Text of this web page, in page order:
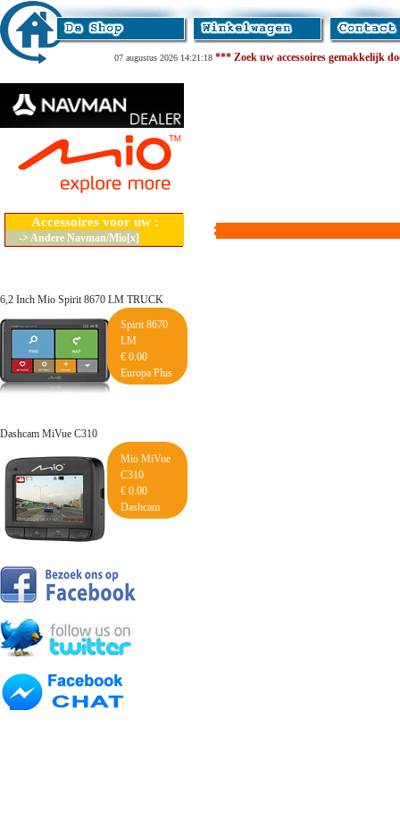
07 augustus 2026 14:21:18 *** Zoek uw accessoires gemakkelijk
Accessoires voor uw :
-> Andere Navman/Mio[x]
6,2 Inch Mio Spirit 8670 LM TRUCK
Spirit 8670
LM
€ 0.00
Europa Plus
Dashcam MiVue C310
Mio MiVue
C310
€ 0.00
Dashcam